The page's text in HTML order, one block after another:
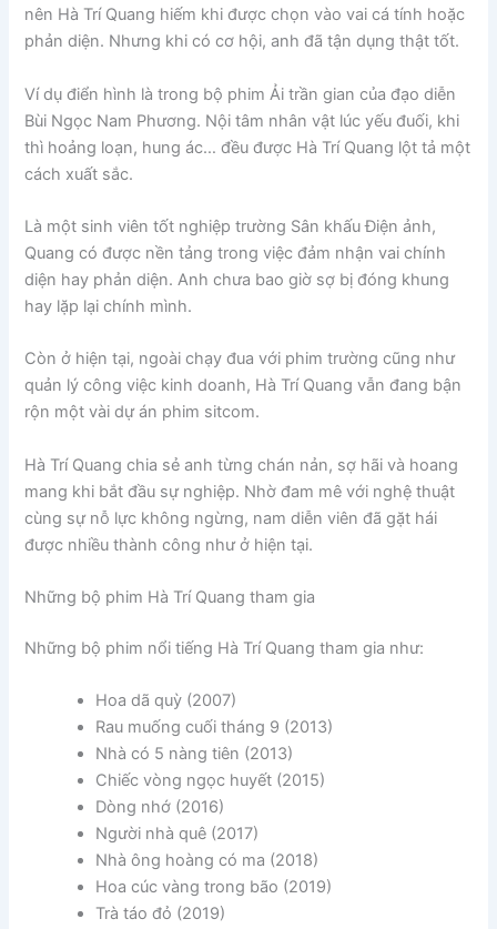
nên Hà Trí Quang hiếm khi được chọn vào vai cá tính hoặc
phản diện. Nhưng khi có cơ hội, anh đã tận dụng thật tốt.
Ví dụ điển hình là trong bộ phim Ải trần gian của đạo diễn
Bùi Ngọc Nam Phương. Nội tâm nhân vật lúc yếu đuối, khi
thì hoảng loạn, hung ác… đều được Hà Trí Quang lột tả một
cách xuất sắc.
Là một sinh viên tốt nghiệp trường Sân khấu Điện ảnh,
Quang có được nền tảng trong việc đảm nhận vai chính
diện hay phản diện. Anh chưa bao giờ sợ bị đóng khung
hay lặp lại chính mình.
Còn ở hiện tại, ngoài chạy đua với phim trường cũng như
quản lý công việc kinh doanh, Hà Trí Quang vẫn đang bận
rộn một vài dự án phim sitcom.
Hà Trí Quang chia sẻ anh từng chán nản, sợ hãi và hoang
mang khi bắt đầu sự nghiệp. Nhờ đam mê với nghệ thuật
cùng sự nỗ lực không ngừng, nam diễn viên đã gặt hái
được nhiều thành công như ở hiện tại.
Những bộ phim Hà Trí Quang tham gia
Những bộ phim nổi tiếng Hà Trí Quang tham gia như:
Hoa dã quỳ (2007)
Rau muống cuối tháng 9 (2013)
Nhà có 5 nàng tiên (2013)
Chiếc vòng ngọc huyết (2015)
Dòng nhớ (2016)
Người nhà quê (2017)
Nhà ông hoàng có ma (2018)
Hoa cúc vàng trong bão (2019)
Trà táo đỏ (2019)